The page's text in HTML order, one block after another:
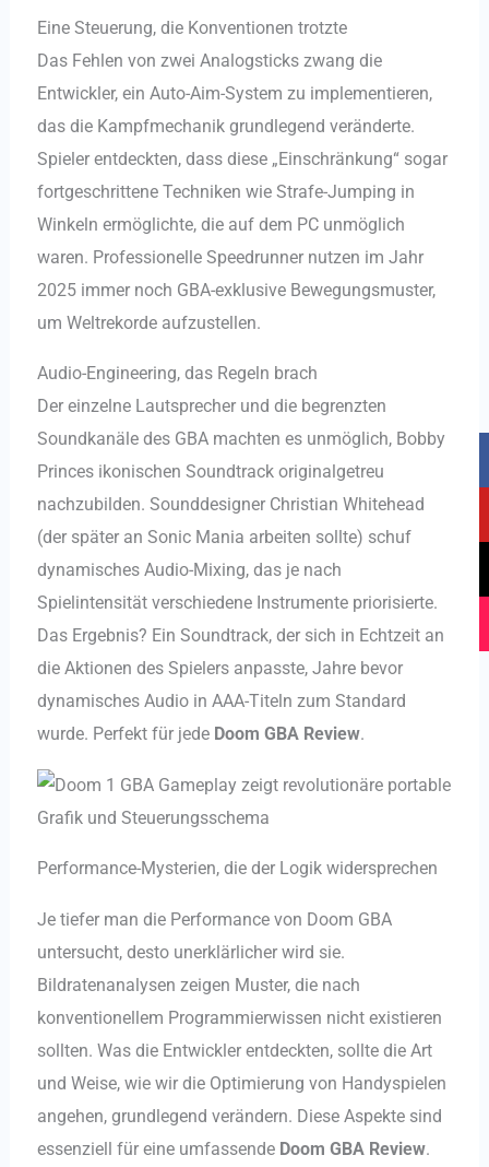
Eine Steuerung, die Konventionen trotzte
Das Fehlen von zwei Analogsticks zwang die
Entwickler, ein Auto-Aim-System zu implementieren,
das die Kampfmechanik grundlegend veränderte.
Spieler entdeckten, dass diese „Einschränkung“ sogar
fortgeschrittene Techniken wie Strafe-Jumping in
Winkeln ermöglichte, die auf dem PC unmöglich
waren. Professionelle Speedrunner nutzen im Jahr
2025 immer noch GBA-exklusive Bewegungsmuster,
um Weltrekorde aufzustellen.
Audio-Engineering, das Regeln brach
Der einzelne Lautsprecher und die begrenzten
Soundkanäle des GBA machten es unmöglich, Bobby
Princes ikonischen Soundtrack originalgetreu
nachzubilden. Sounddesigner Christian Whitehead
(der später an Sonic Mania arbeiten sollte) schuf
dynamisches Audio-Mixing, das je nach
Spielintensität verschiedene Instrumente priorisierte.
Das Ergebnis? Ein Soundtrack, der sich in Echtzeit an
die Aktionen des Spielers anpasste, Jahre bevor
dynamisches Audio in AAA-Titeln zum Standard
wurde. Perfekt für jede Doom GBA Review.
Performance-Mysterien, die der Logik widersprechen
Je tiefer man die Performance von Doom GBA
untersucht, desto unerklärlicher wird sie.
Bildratenanalysen zeigen Muster, die nach
konventionellem Programmierwissen nicht existieren
sollten. Was die Entwickler entdeckten, sollte die Art
und Weise, wie wir die Optimierung von Handyspielen
angehen, grundlegend verändern. Diese Aspekte sind
essenziell für eine umfassende Doom GBA Review.